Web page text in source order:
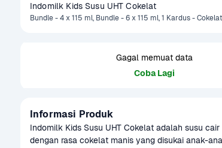
Indomilk Kids Susu UHT Cokelat
Bundle - 4 x 115 ml, Bundle - 6 x 115 ml, 1 Kardus -
Gagal memuat data
Coba Lagi
Informasi Produk
Indomilk Kids Susu UHT Cokelat adalah susu
dengan rasa cokelat manis yang disukai anak-